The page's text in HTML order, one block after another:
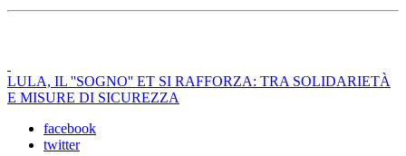
LULA, IL ''SOGNO'' ET SI RAFFORZA: TRA SOLIDARIETÀ
E MISURE DI SICUREZZA
facebook
twitter